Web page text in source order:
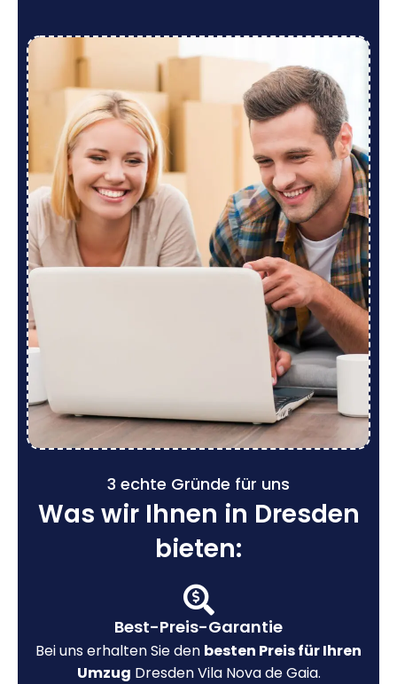
3 echte Gründe für uns
Was wir Ihnen in Dresden
bieten:
Best-Preis-Garantie
Bei uns erhalten Sie den besten Preis für Ihren
Umzug Dresden Vila Nova de Gaia.